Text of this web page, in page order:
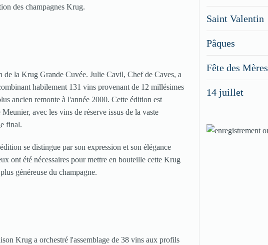
des champagnes Krug.
la Krug Grande Cuvée. Julie Cavil, Chef de Caves, a
habilement 131 vins provenant de 12 millésimes
ancien remonte à l'année 2000. Cette édition est
avec les vins de réserve issus de la vaste
final.
se distingue par son expression et son élégance
ont été nécessaires pour mettre en bouteille cette Krug
généreuse du champagne.
Krug a orchestré l'assemblage de 38 vins aux profils
figurer
vos
spéciaux
dans
rubriques
Saint Valentin
Pâques
Fête des Mères
14 juillet